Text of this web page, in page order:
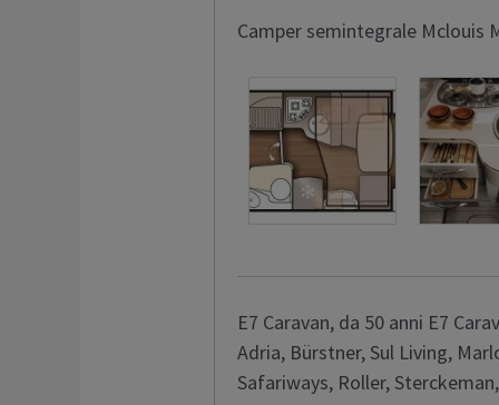
Camper semintegrale Mclouis
E7 Caravan, da 50 anni E7
Adria, Bürstner, Sul Living,
Safariways, Roller,